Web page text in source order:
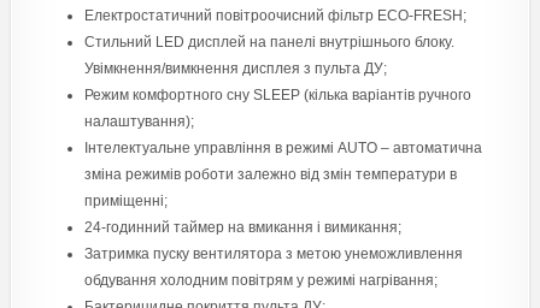
Електростатичний повітроочисний фільтр ЕСО-FRESH;
Стильний LED дисплей на панелі внутрішнього блоку.
Увімкнення/вимкнення дисплея з пульта ДУ;
Режим комфортного сну SLЕЕР (кілька варіантів ручного
налаштування);
Інтелектуальне управління в режимі AUTO – автоматична
зміна режимів роботи залежно від змін температури в
приміщенні;
24-годинний таймер на вмикання і вимикання;
Затримка пуску вентилятора з метою унеможливлення
обдування холодним повітрям у режимі нагрівання;